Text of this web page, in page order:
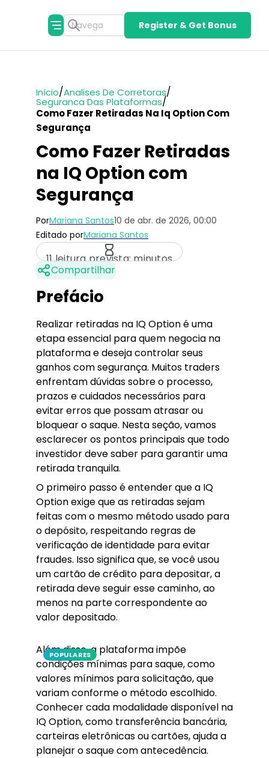
Register & Get Bonus
Início/Analises De Corretoras/
Seguranca Das Plataformas/
Como Fazer Retiradas Na Iq Option Com
Segurança
Como Fazer Retiradas
na IQ Option com
Segurança
PorMariana Santos10 de abr. de 2026, 00:00
Editado porMariana Santos
11 leitura prevista: minutos
Compartilhar
Prefácio
Realizar retiradas na IQ Option é uma
etapa essencial para quem negocia na
plataforma e deseja controlar seus
ganhos com segurança. Muitos traders
enfrentam dúvidas sobre o processo,
prazos e cuidados necessários para
evitar erros que possam atrasar ou
bloquear o saque. Nesta seção, vamos
esclarecer os pontos principais que todo
investidor deve saber para garantir uma
retirada tranquila.
O primeiro passo é entender que a IQ
Option exige que as retiradas sejam
feitas com o mesmo método usado para
o depósito, respeitando regras de
verificação de identidade para evitar
fraudes. Isso significa que, se você usou
um cartão de crédito para depositar, a
retirada deve seguir esse caminho, ao
menos na parte correspondente ao
valor depositado.
POPULARES
Além disso, a plataforma impõe
condições mínimas para saque, como
valores mínimos para solicitação, que
variam conforme o método escolhido.
Conhecer cada modalidade disponível na
IQ Option, como transferência bancária,
carteiras eletrônicas ou cartões, ajuda a
planejar o saque com antecedência.